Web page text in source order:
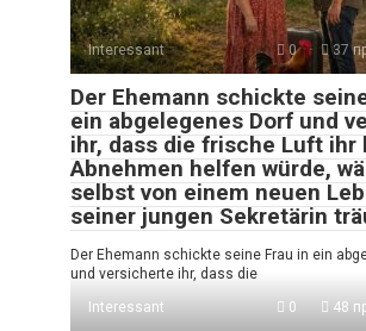
Interessant 0 37
Der Ehemann schickte
ein abgelegenes Dorf und
ihr, dass die frische Luft ihr
Abnehmen helfen würde,
selbst von einem neuen
seiner jungen Sekretärin
Der Ehemann schickte seine Frau in ein
und versicherte ihr, dass die
Interessant
0 48